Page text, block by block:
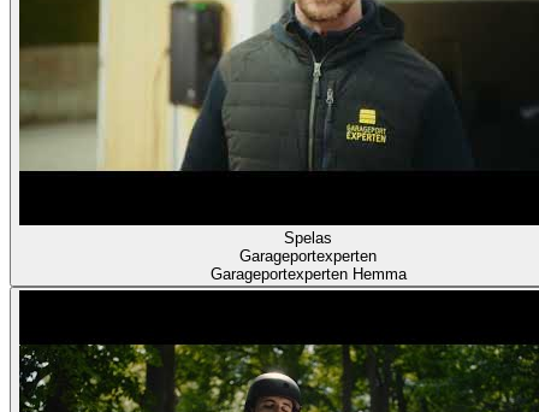
Spelas
Garageportexperten
Garageportexperten Hemma